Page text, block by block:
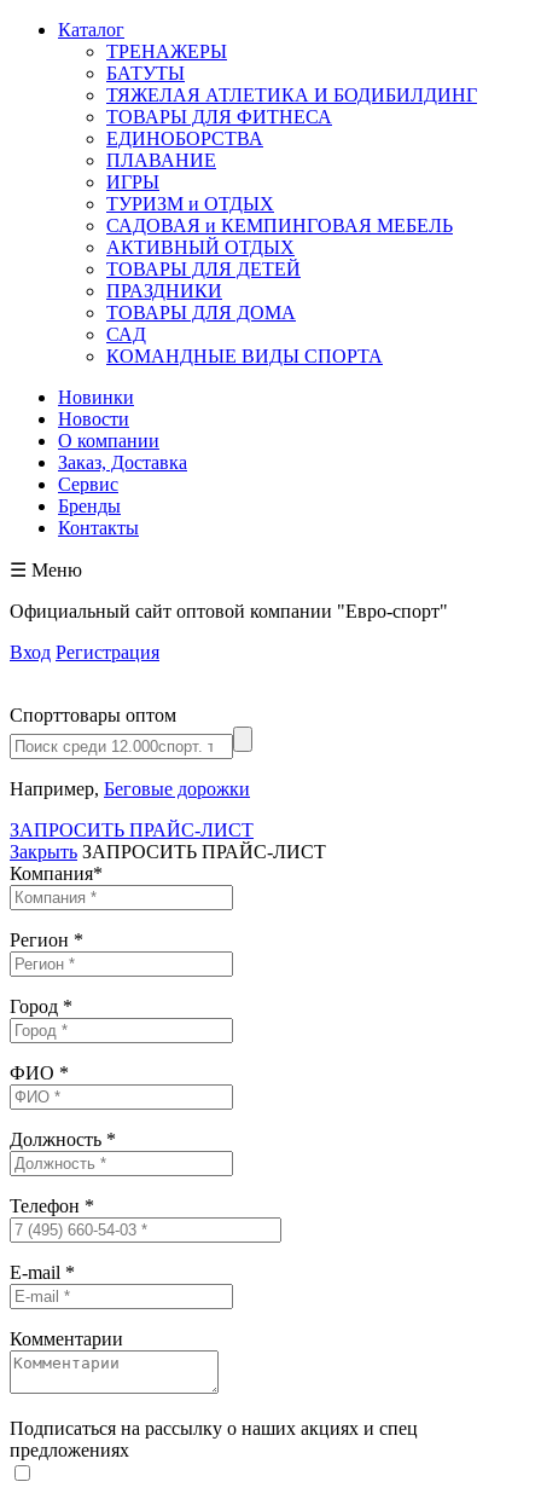
Каталог
ТРЕНАЖЕРЫ
БАТУТЫ
ТЯЖЕЛАЯ АТЛЕТИКА И БОДИБИЛДИНГ
ТОВАРЫ ДЛЯ ФИТНЕСА
ЕДИНОБОРСТВА
ПЛАВАНИЕ
ИГРЫ
ТУРИЗМ и ОТДЫХ
САДОВАЯ и КЕМПИНГОВАЯ МЕБЕЛЬ
АКТИВНЫЙ ОТДЫХ
ТОВАРЫ ДЛЯ ДЕТЕЙ
ПРАЗДНИКИ
ТОВАРЫ ДЛЯ ДОМА
САД
КОМАНДНЫЕ ВИДЫ СПОРТА
Новинки
Новости
О компании
Заказ, Доставка
Сервис
Бренды
Контакты
☰ Меню
Официальный сайт оптовой компании "Евро-спорт"
Вход Регистрация
Спорттовары оптом
Например, Беговые дорожки
ЗАПРОСИТЬ ПРАЙС-ЛИСТ
Закрыть ЗАПРОСИТЬ ПРАЙС-ЛИСТ
Компания*
Регион *
Город *
ФИО *
Должность *
Телефон *
E-mail *
Комментарии
Подписаться на рассылку о наших акциях и спец
предложениях